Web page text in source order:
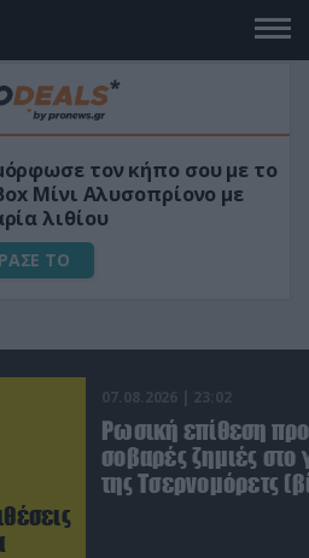
φόρμουλα τριβόλι +
αύξηση της λίμπιντο
ΑΓΟΡΑΣΕ ΤΟ
07.08.2026 | 23:02
Ρωσική επίθεση
σοβαρές ζημιές στο
της Τσερνομόρετς